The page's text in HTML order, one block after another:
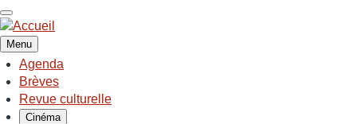
Aller
au
contenu
principal
Menu
NAVIGATION
PRINCIPALE
Agenda
Brèves
Revue culturelle
Cinéma